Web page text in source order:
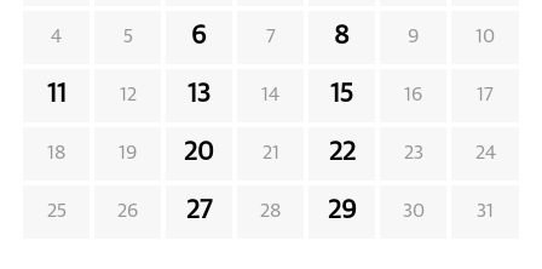
4 5 6 7 8 9 10
11 12 13 14 15 16 17
18 19 20 21 22 23 24
25 26 27 28 29 30 31